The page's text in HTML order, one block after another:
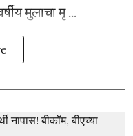
मुलाचा मृ ...